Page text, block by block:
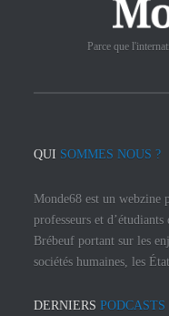
Parce que
QUI SOMMES NOUS ?
Monde68 est un
professeurs et
Brébeuf portant sur les
sociétés humaines, les
DERNIERS PODCASTS